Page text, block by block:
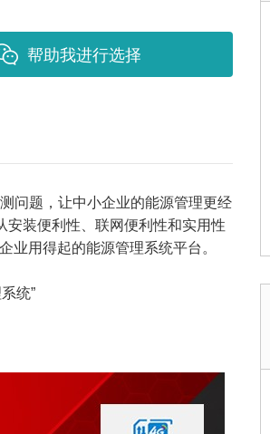
帮助我进行选择
题，让中小企业的能源管理更经
装便利性、联网便利性和实用性
业用得起的能源管理系统平台。
统”